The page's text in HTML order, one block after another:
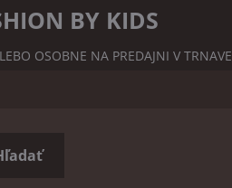
BY KIDS
OSOBNE NA PREDAJNI V TRNAVE